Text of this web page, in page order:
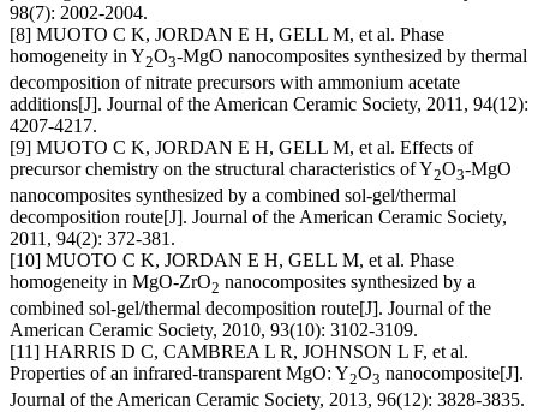
98(7): 2002-2004.
[8] MUOTO C K, JORDAN E H, GELL M, et al. Phase
homogeneity in Y2O3-MgO nanocomposites synthesized by thermal
decomposition of nitrate precursors with ammonium acetate
additions[J]. Journal of the American Ceramic Society, 2011, 94(12):
4207-4217.
[9] MUOTO C K, JORDAN E H, GELL M, et al. Effects of
precursor chemistry on the structural characteristics of Y2O3-MgO
nanocomposites synthesized by a combined sol-gel/thermal
decomposition route[J]. Journal of the American Ceramic Society,
2011, 94(2): 372-381.
[10] MUOTO C K, JORDAN E H, GELL M, et al. Phase
homogeneity in MgO-ZrO2 nanocomposites synthesized by a
combined sol-gel/thermal decomposition route[J]. Journal of the
American Ceramic Society, 2010, 93(10): 3102-3109.
[11] HARRIS D C, CAMBREA L R, JOHNSON L F, et al.
Properties of an infrared-transparent MgO: Y2O3 nanocomposite[J].
Journal of the American Ceramic Society, 2013, 96(12): 3828-3835.